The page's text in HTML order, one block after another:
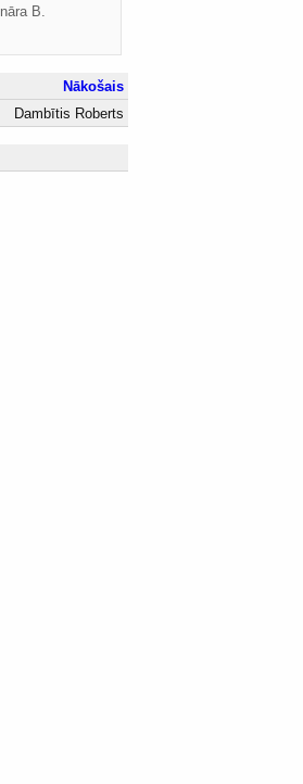
Ināra B.
Nākošais
Dambītis Roberts